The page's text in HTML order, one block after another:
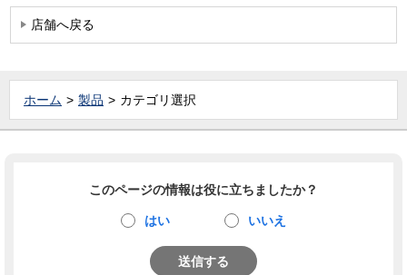
店舗へ戻る
ホーム 製品 カテゴリ選択
このページの情報は役に立ちましたか？
はい いいえ
送信する